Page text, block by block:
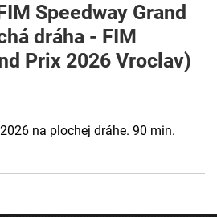
Speedway Grand
dráha - FIM
Prix 2026 Vroclav)
na plochej dráhe. 90 min.